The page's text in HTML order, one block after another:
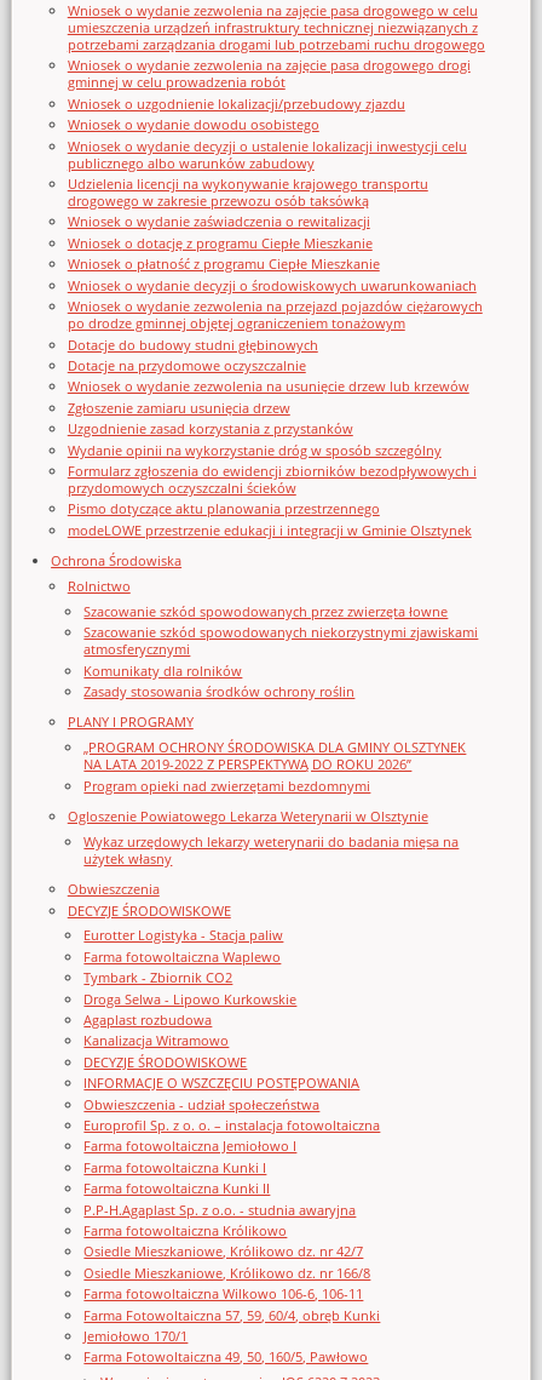
Wniosek o wydanie zezwolenia na zajęcie pasa drogowego w celu
umieszczenia urządzeń infrastruktury technicznej niezwiązanych z
potrzebami zarządzania drogami lub potrzebami ruchu drogowego
Wniosek o wydanie zezwolenia na zajęcie pasa drogowego drogi
gminnej w celu prowadzenia robót
Wniosek o uzgodnienie lokalizacji/przebudowy zjazdu
Wniosek o wydanie dowodu osobistego
Wniosek o wydanie decyzji o ustalenie lokalizacji inwestycji celu
publicznego albo warunków zabudowy
Udzielenia licencji na wykonywanie krajowego transportu
drogowego w zakresie przewozu osób taksówką
Wniosek o wydanie zaświadczenia o rewitalizacji
Wniosek o dotację z programu Ciepłe Mieszkanie
Wniosek o płatność z programu Ciepłe Mieszkanie
Wniosek o wydanie decyzji o środowiskowych uwarunkowaniach
Wniosek o wydanie zezwolenia na przejazd pojazdów ciężarowych
po drodze gminnej objętej ograniczeniem tonażowym
Dotacje do budowy studni głębinowych
Dotacje na przydomowe oczyszczalnie
Wniosek o wydanie zezwolenia na usunięcie drzew lub krzewów
Zgłoszenie zamiaru usunięcia drzew
Uzgodnienie zasad korzystania z przystanków
Wydanie opinii na wykorzystanie dróg w sposób szczególny
Formularz zgłoszenia do ewidencji zbiorników bezodpływowych i
przydomowych oczyszczalni ścieków
Pismo dotyczące aktu planowania przestrzennego
modeLOWE przestrzenie edukacji i integracji w Gminie Olsztynek
Ochrona Środowiska
Rolnictwo
Szacowanie szkód spowodowanych przez zwierzęta łowne
Szacowanie szkód spowodowanych niekorzystnymi zjawiskami
atmosferycznymi
Komunikaty dla rolników
Zasady stosowania środków ochrony roślin
PLANY I PROGRAMY
„PROGRAM OCHRONY ŚRODOWISKA DLA GMINY OLSZTYNEK
NA LATA 2019-2022 Z PERSPEKTYWĄ DO ROKU 2026”
Program opieki nad zwierzętami bezdomnymi
Ogloszenie Powiatowego Lekarza Weterynarii w Olsztynie
Wykaz urzędowych lekarzy weterynarii do badania mięsa na
użytek własny
Obwieszczenia
DECYZJE ŚRODOWISKOWE
Eurotter Logistyka - Stacja paliw
Farma fotowoltaiczna Waplewo
Tymbark - Zbiornik CO2
Droga Selwa - Lipowo Kurkowskie
Agaplast rozbudowa
Kanalizacja Witramowo
DECYZJE ŚRODOWISKOWE
INFORMACJE O WSZCZĘCIU POSTĘPOWANIA
Obwieszczenia - udział społeczeństwa
Europrofil Sp. z o. o. – instalacja fotowoltaiczna
Farma fotowoltaiczna Jemiołowo I
Farma fotowoltaiczna Kunki I
Farma fotowoltaiczna Kunki II
P.P-H.Agaplast Sp. z o.o. - studnia awaryjna
Farma fotowoltaiczna Królikowo
Osiedle Mieszkaniowe, Królikowo dz. nr 42/7
Osiedle Mieszkaniowe, Królikowo dz. nr 166/8
Farma fotowoltaiczna Wilkowo 106-6, 106-11
Farma Fotowoltaiczna 57, 59, 60/4, obręb Kunki
Jemiołowo 170/1
Farma Fotowoltaiczna 49, 50, 160/5, Pawłowo